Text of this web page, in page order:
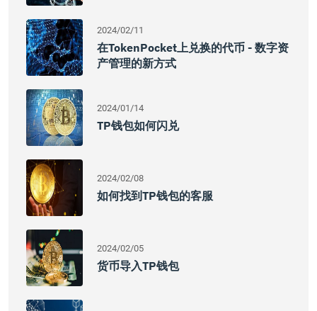
2024/02/11
在TokenPocket上兑换的代币 - 数字资
产管理的新方式
2024/01/14
TP钱包如何闪兑
2024/02/08
如何找到TP钱包的客服
2024/02/05
货币导入TP钱包